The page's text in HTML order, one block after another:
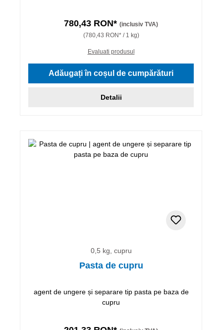
780,43 RON* (inclusiv TVA)
(780,43 RON* / 1 kg)
Evaluati produsul
Adăugați în coșul de cumpărături
Detalii
0,5 kg, cupru
Pasta de cupru
agent de ungere și separare tip pasta pe baza de
cupru